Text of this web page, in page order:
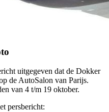
uitgegeven dat de Dokker
de AutoSalon van Parijs.
van 4 t/m 19 oktober.
persbericht: